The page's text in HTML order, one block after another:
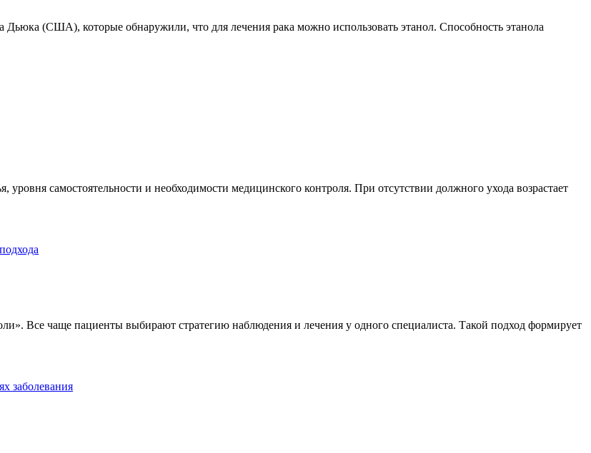
Дьюка (США), которые обнаружили, что для лечения рака можно использовать этанол. Способность этанола
самостоятельности и необходимости медицинского контроля. При отсутствии должного ухода возрастает
Все чаще пациенты выбирают стратегию наблюдения и лечения у одного специалиста. Такой подход формирует
заболевания